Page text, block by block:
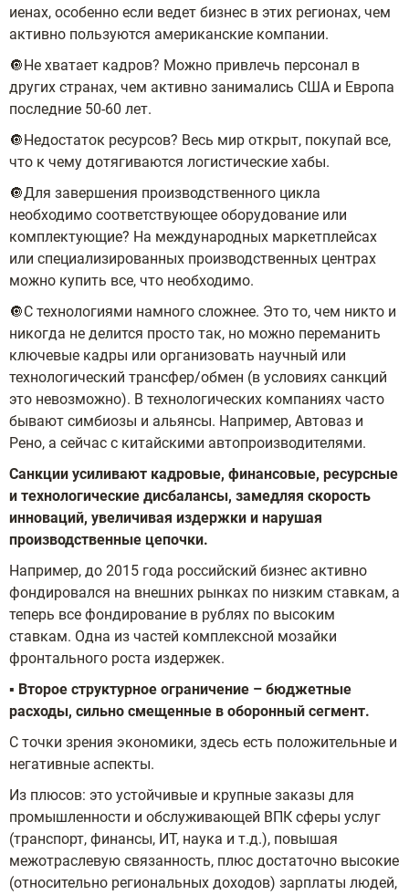
иенах, особенно если ведет бизнес в этих регионах, чем
активно пользуются американские компании.
🔘Не хватает кадров? Можно привлечь персонал в
других странах, чем активно занимались США и Европа
последние 50-60 лет.
🔘Недостаток ресурсов? Весь мир открыт, покупай все,
что к чему дотягиваются логистические хабы.
🔘Для завершения производственного цикла
необходимо соответствующее оборудование или
комплектующие? На международных маркетплейсах
или специализированных производственных центрах
можно купить все, что необходимо.
🔘С технологиями намного сложнее. Это то, чем никто и
никогда не делится просто так, но можно переманить
ключевые кадры или организовать научный или
технологический трансфер/обмен (в условиях санкций
это невозможно). В технологических компаниях часто
бывают симбиозы и альянсы. Например, Автоваз и
Рено, а сейчас с китайскими автопроизводителями.
Санкции усиливают кадровые, финансовые, ресурсные
и технологические дисбалансы, замедляя скорость
инноваций, увеличивая издержки и нарушая
производственные цепочки.
Например, до 2015 года российский бизнес активно
фондировался на внешних рынках по низким ставкам, а
теперь все фондирование в рублях по высоким
ставкам. Одна из частей комплексной мозайки
фронтального роста издержек.
▪️ Второе структурное ограничение – бюджетные
расходы, сильно смещенные в оборонный сегмент.
С точки зрения экономики, здесь есть положительные и
негативные аспекты.
Из плюсов: это устойчивые и крупные заказы для
промышленности и обслуживающей ВПК сферы услуг
(транспорт, финансы, ИТ, наука и т.д.), повышая
межотраслевую связанность, плюс достаточно высокие
(относительно региональных доходов) зарплаты людей,